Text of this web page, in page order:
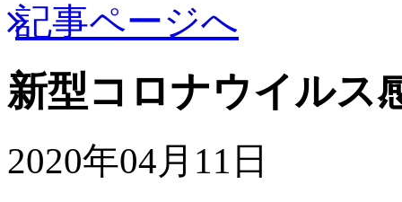
記事ページへ
新型コロナウイルス
2020年04月11日